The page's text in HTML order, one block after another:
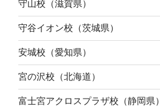
守山校（滋賀県）
守谷イオン校（茨城県）
安城校（愛知県）
宮の沢校（北海道）
富士宮アクロスプラザ校（静岡県）